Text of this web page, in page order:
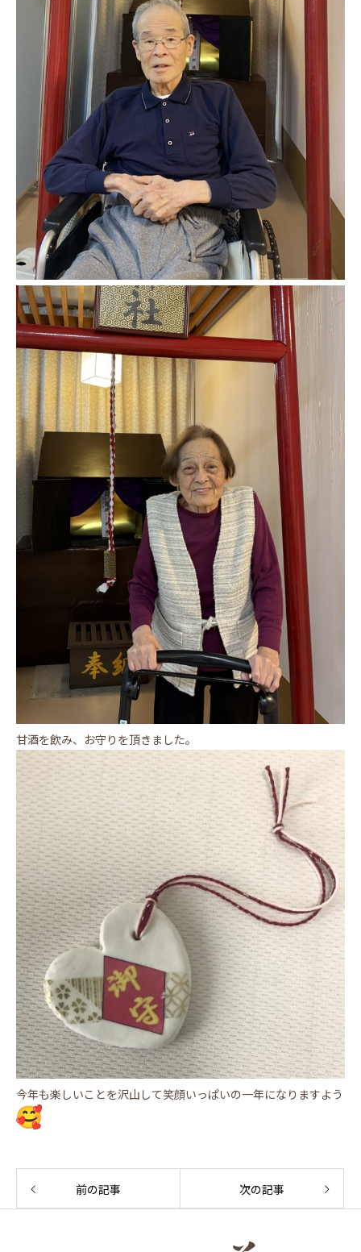
甘酒を飲み、お守りを頂きました。
今年も楽しいことを沢山して笑顔いっぱいの一年になりますよう
前の記事 次の記事